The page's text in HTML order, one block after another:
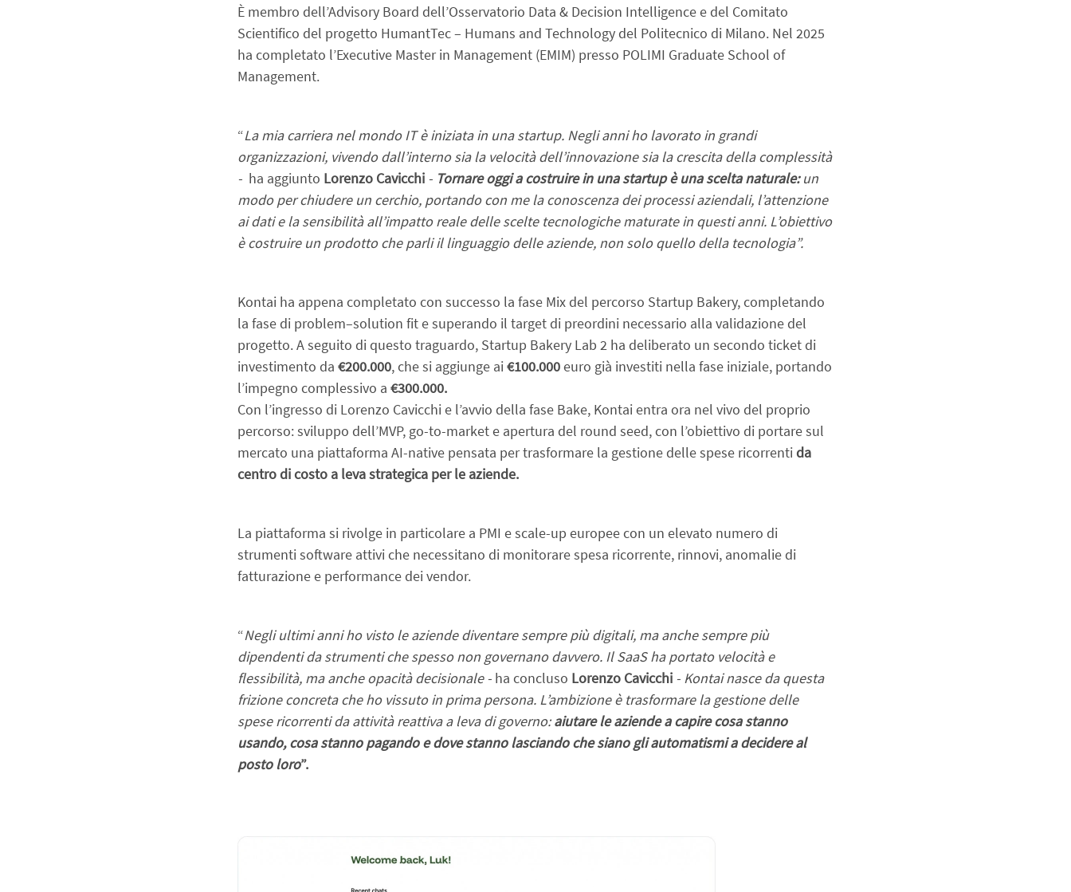
È membro dell’Advisory Board dell’Osservatorio Data & Decision Intelligence e del Comitato
Scientifico del progetto HumantTec – Humans and Technology del Politecnico di Milano. Nel 2025
ha completato l’Executive Master in Management (EMIM) presso POLIMI Graduate School of
Management.
“La mia carriera nel mondo IT è iniziata in una startup. Negli anni ho lavorato in grandi
organizzazioni, vivendo dall’interno sia la velocità dell’innovazione sia la crescita della complessità
- ha aggiunto Lorenzo Cavicchi - Tornare oggi a costruire in una startup è una scelta naturale: un
modo per chiudere un cerchio, portando con me la conoscenza dei processi aziendali, l’attenzione
ai dati e la sensibilità all’impatto reale delle scelte tecnologiche maturate in questi anni. L’obiettivo
è costruire un prodotto che parli il linguaggio delle aziende, non solo quello della tecnologia”.
Kontai ha appena completato con successo la fase Mix del percorso Startup Bakery, completando
la fase di problem–solution fit e superando il target di preordini necessario alla validazione del
progetto. A seguito di questo traguardo, Startup Bakery Lab 2 ha deliberato un secondo ticket di
investimento da €200.000, che si aggiunge ai €100.000 euro già investiti nella fase iniziale, portando
l’impegno complessivo a €300.000.
Con l’ingresso di Lorenzo Cavicchi e l’avvio della fase Bake, Kontai entra ora nel vivo del proprio
percorso: sviluppo dell’MVP, go-to-market e apertura del round seed, con l’obiettivo di portare sul
mercato una piattaforma AI-native pensata per trasformare la gestione delle spese ricorrenti da
centro di costo a leva strategica per le aziende.
La piattaforma si rivolge in particolare a PMI e scale-up europee con un elevato numero di
strumenti software attivi che necessitano di monitorare spesa ricorrente, rinnovi, anomalie di
fatturazione e performance dei vendor.
“Negli ultimi anni ho visto le aziende diventare sempre più digitali, ma anche sempre più
dipendenti da strumenti che spesso non governano davvero. Il SaaS ha portato velocità e
flessibilità, ma anche opacità decisionale - ha concluso Lorenzo Cavicchi - Kontai nasce da questa
frizione concreta che ho vissuto in prima persona. L’ambizione è trasformare la gestione delle
spese ricorrenti da attività reattiva a leva di governo: aiutare le aziende a capire cosa stanno
usando, cosa stanno pagando e dove stanno lasciando che siano gli automatismi a decidere al
posto loro”.